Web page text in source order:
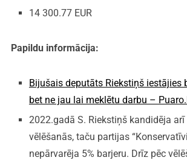
14 300.77 EUR
Papildu informācija:
Bijušais deputāts Riekstiņš iestājies
bet ne jau lai meklētu darbu –
2022.gadā S. Riekstiņš kandidēja
vēlēšanās, taču partijas
nepārvarēja 5% barjeru. Drīz pēc